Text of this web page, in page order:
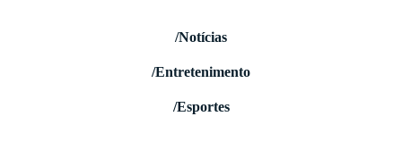
/Notícias
/Entretenimento
/Esportes